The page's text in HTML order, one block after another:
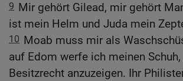
9 Mir gehört Gilead, mir gehört
ist mein Helm und Juda mein
10 Moab muss mir als
auf Edom werfe ich meinen
Besitzrecht anzuzeigen. Ihr